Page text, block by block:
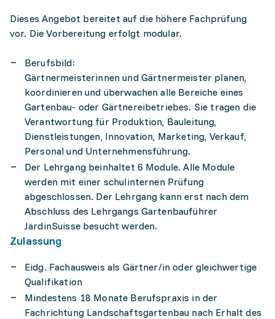
Dieses Angebot bereitet auf die höhere Fachprüfung
vor. Die Vorbereitung erfolgt modular.
Berufsbild:
Gärtnermeisterinnen und Gärtnermeister planen,
koordinieren und überwachen alle Bereiche eines
Gartenbau- oder Gärtnereibetriebes. Sie tragen die
Verantwortung für Produktion, Bauleitung,
Dienstleistungen, Innovation, Marketing, Verkauf,
Personal und Unternehmensführung.
Der Lehrgang beinhaltet 6 Module. Alle Module
werden mit einer schulinternen Prüfung
abgeschlossen. Der Lehrgang kann erst nach dem
Abschluss des Lehrgangs Gartenbauführer
JardinSuisse besucht werden.
Zulassung
Eidg. Fachausweis als Gärtner/in oder gleichwertige
Qualifikation
Mindestens 18 Monate Berufspraxis in der
Fachrichtung Landschaftsgartenbau nach Erhalt des